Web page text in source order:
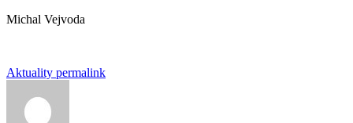
Michal Vejvoda
Aktuality permalink